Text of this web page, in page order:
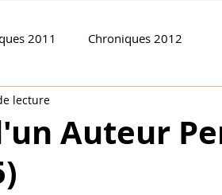
2011 Chroniques 2012
de vallée 2018-19 Chroniques
Auteur
lecture